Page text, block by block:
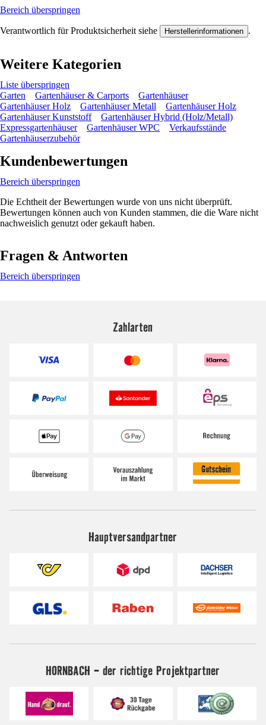
Bereich überspringen
Verantwortlich für Produktsicherheit siehe Herstellerinformationen .
Weitere Kategorien
Liste überspringen
Garten
Gartenhäuser & Carports
Gartenhäuser
Gartenhäuser Holz
Gartenhäuser Metall
Gartenhäuser Holz
Gartenhäuser Kunststoff
Gartenhäuser Hybrid (Holz/Metall)
Expressgartenhäuser
Gartenhäuser WPC
Verkaufsstände
Gartenhäuserzubehör
Kundenbewertungen
Bereich überspringen
Die Echtheit der Bewertungen wurde von uns nicht überprüft.
Bewertungen können auch von Kunden stammen, die die Ware nicht
nachweislich genutzt oder gekauft haben.
Fragen & Antworten
Bereich überspringen
Zahlarten
Hauptversandpartner
HORNBACH - der richtige Projektpartner